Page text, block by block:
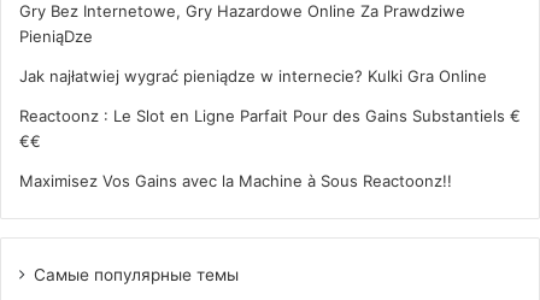
Gry Bez Internetowe, Gry Hazardowe Online Za Prawdziwe
PieniąDze
Jak najłatwiej wygrać pieniądze w internecie? Kulki Gra Online
Reactoonz : Le Slot en Ligne Parfait Pour des Gains Substantiels €
€€
Maximisez Vos Gains avec la Machine à Sous Reactoonz!!
Самые популярные темы